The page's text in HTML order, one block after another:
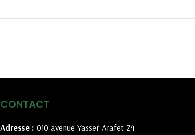
CONTACT
Adresse : 010 avenue Yasser Arafet Z4